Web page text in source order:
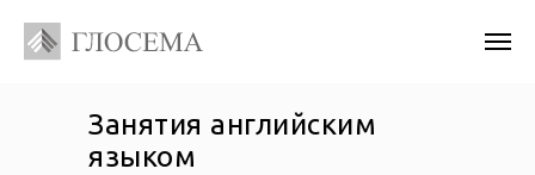
Занятия английским
языком